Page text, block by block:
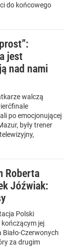
do końcowego
jest
nad nami
walczą
po emocjonującej
były trener
Roberta
Jóźwiak:
Polski
jej
Biało-Czerwonych
za drugim